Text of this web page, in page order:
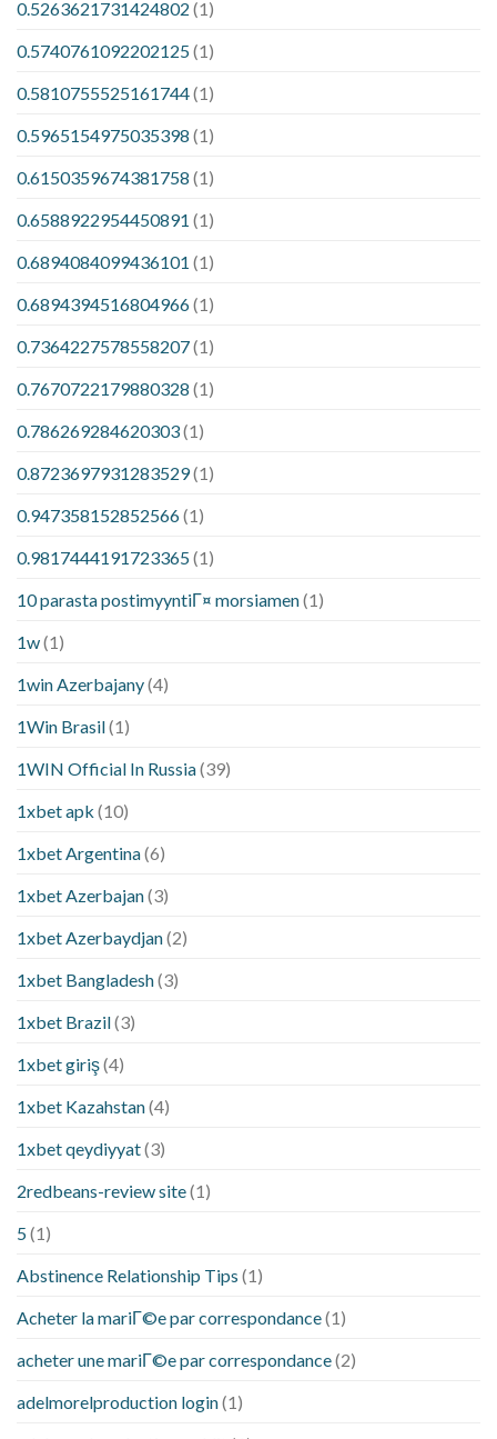
0.5263621731424802 (1)
0.5740761092202125(1)
0.5810755525161744(1)
0.5965154975035398 (1)
0.6150359674381758 (1)
0.6588922954450891 (1)
0.6894084099436101 (1)
0.6894394516804966(1)
0.7364227578558207(1)
0.7670722179880328 (1)
0.786269284620303(1)
0.8723697931283529(1)
0.947358152852566(1)
0.9817444191723365(1)
10 parasta postimyyntiГ¤ morsiamen(1)
1w(1)
1win Azerbajany(4)
1Win Brasil(1)
1WIN Official In Russia(39)
1xbet apk (10)
1xbet Argentina(6)
1xbet Azerbajan(3)
1xbet Azerbaydjan(2)
1xbet Bangladesh(3)
1xbet Brazil(3)
1xbet giriş(4)
1xbet Kazahstan(4)
1xbet qeydiyyat(3)
2redbeans-review site(1)
5(1)
Abstinence Relationship Tips (1)
Acheter la mariГ©e par correspondance(1)
acheter une mariГ©e par correspondance(2)
adelmorelproduction login(1)